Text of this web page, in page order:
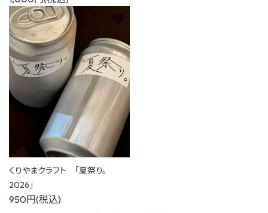
くりやまクラフト 「夏祭り。
2026」
950円(税込)